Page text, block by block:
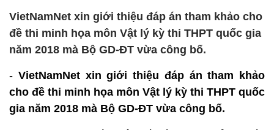
VietNamNet xin giới thiệu đáp án tham khảo cho
đề thi minh họa môn Vật lý kỳ thi THPT quốc gia
năm 2018 mà Bộ GD-ĐT vừa công bố.
- VietNamNet xin giới thiệu đáp án tham khảo
cho đề thi minh họa môn Vật lý kỳ thi THPT quốc
gia năm 2018 mà Bộ GD-ĐT vừa công bố.